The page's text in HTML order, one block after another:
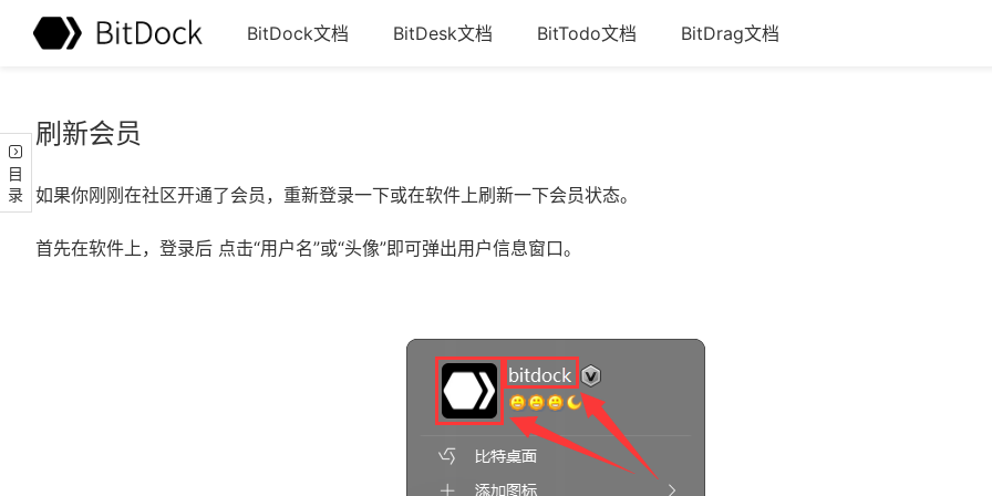
BitDock文档 BitDesk文档 BitTodo文档 BitDrag文档
目录
刷新会员
如果你刚刚在社区开通了会员，重新登录一下或在软件上刷新一下会员状态。
首先在软件上，登录后 点击“用户名”或“头像”即可弹出用户信息窗口。